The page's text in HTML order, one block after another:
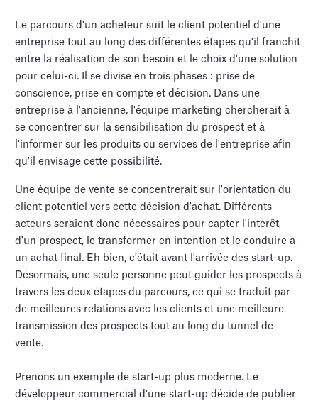
Le parcours d'un acheteur suit le client potentiel d'une
entreprise tout au long des différentes étapes qu'il franchit
entre la réalisation de son besoin et le choix d'une solution
pour celui-ci. Il se divise en trois phases : prise de
conscience, prise en compte et décision. Dans une
entreprise à l'ancienne, l'équipe marketing chercherait à
se concentrer sur la sensibilisation du prospect et à
l'informer sur les produits ou services de l'entreprise afin
qu'il envisage cette possibilité.
Une équipe de vente se concentrerait sur l'orientation du
client potentiel vers cette décision d'achat. Différents
acteurs seraient donc nécessaires pour capter l'intérêt
d'un prospect, le transformer en intention et le conduire à
un achat final. Eh bien, c'était avant l'arrivée des start-up.
Désormais, une seule personne peut guider les prospects à
travers les deux étapes du parcours, ce qui se traduit par
de meilleures relations avec les clients et une meilleure
transmission des prospects tout au long du tunnel de
vente.
Prenons un exemple de start-up plus moderne. Le
développeur commercial d'une start-up décide de publier